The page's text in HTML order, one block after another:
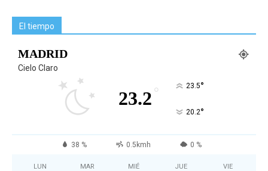
El tiempo
MADRID
Cielo Claro
23.2 ° 23.5°
20.2°
38 % 0.5kmh 0 %
LUN MAR MIÉ JUE VIE